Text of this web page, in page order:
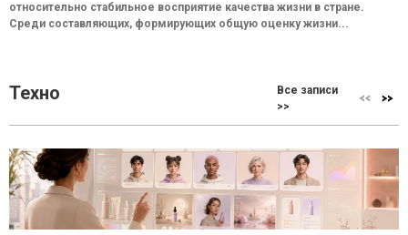
относительно стабильное восприятие качества жизни в стране.
Среди составляющих, формирующих общую оценку жизни...
Техно
Все записи
>>